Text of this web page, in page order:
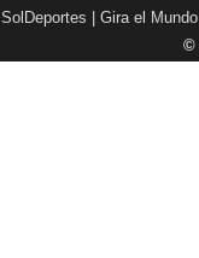
SolDeportes Gira el Mundo
©